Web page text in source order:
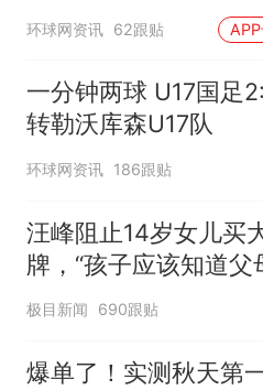
青没事，晚上再吃却
幻觉被紧急送医！
环球网资讯 62跟贴
一分钟两球 U17国足
转勒沃库森U17队
环球网资讯 186跟贴
汪峰阻止14岁女儿买
牌，“孩子应该知道父
不易”，称自己买衣服
极目新闻 690跟贴
爆单了！实测秋天第